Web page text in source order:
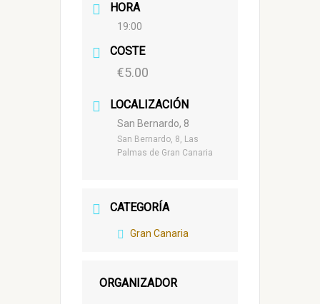
HORA
19:00
COSTE
€5.00
LOCALIZACIÓN
San Bernardo, 8
San Bernardo, 8, Las
Palmas de Gran Canaria
CATEGORÍA
Gran Canaria
ORGANIZADOR